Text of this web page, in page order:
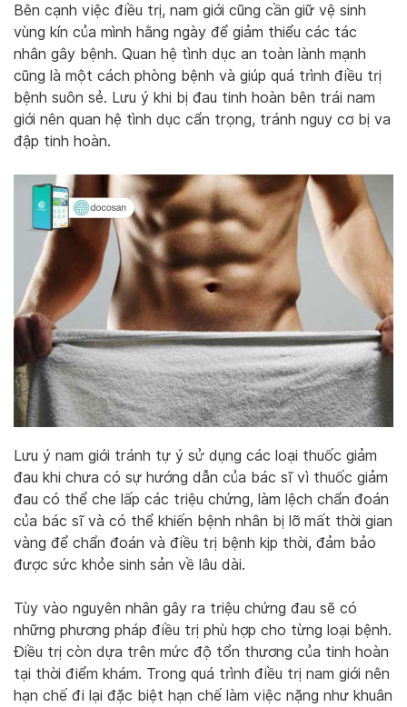
Bên cạnh việc điều trị, nam giới cũng cần giữ vệ sinh
vùng kín của mình hằng ngày để giảm thiểu các tác
nhân gây bệnh. Quan hệ tình dục an toàn lành mạnh
cũng là một cách phòng bệnh và giúp quá trình điều trị
bệnh suôn sẻ. Lưu ý khi bị đau tinh hoàn bên trái nam
giới nên quan hệ tình dục cẩn trọng, tránh nguy cơ bị va
đập tinh hoàn.
Lưu ý nam giới tránh tự ý sử dụng các loại thuốc giảm
đau khi chưa có sự hướng dẫn của bác sĩ vì thuốc giảm
đau có thể che lấp các triệu chứng, làm lệch chẩn đoán
của bác sĩ và có thể khiến bệnh nhân bị lỡ mất thời gian
vàng để chẩn đoán và điều trị bệnh kịp thời, đảm bảo
được sức khỏe sinh sản về lâu dài.
Tùy vào nguyên nhân gây ra triệu chứng đau sẽ có
những phương pháp điều trị phù hợp cho từng loại bệnh.
Điều trị còn dựa trên mức độ tổn thương của tinh hoàn
tại thời điểm khám. Trong quá trình điều trị nam giới nên
hạn chế đi lại đặc biệt hạn chế làm việc nặng như khuân